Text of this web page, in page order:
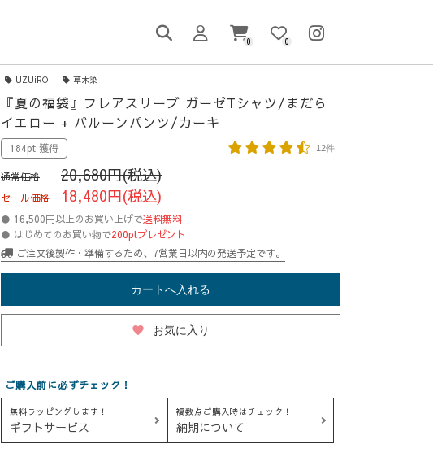
0 0
UZUiRO 草木染
『夏の福袋』フレアスリーブ ガーゼTシャツ/まだら
イエロー + バルーンパンツ/カーキ
184pt 獲得 12件
通常価格 20,680円(税込)
セール価格 18,480円(税込)
● 16,500円以上のお買い上げで送料無料
● はじめてのお買い物で200ptプレゼント
ご注文後製作・準備するため、7営業日以内の発送予定です。
カートへ入れる
favorite お気に入り
ご購入前に必ずチェック！
無料ラッピングします！
ギフトサービス
複数点ご購入時はチェック！
納期について